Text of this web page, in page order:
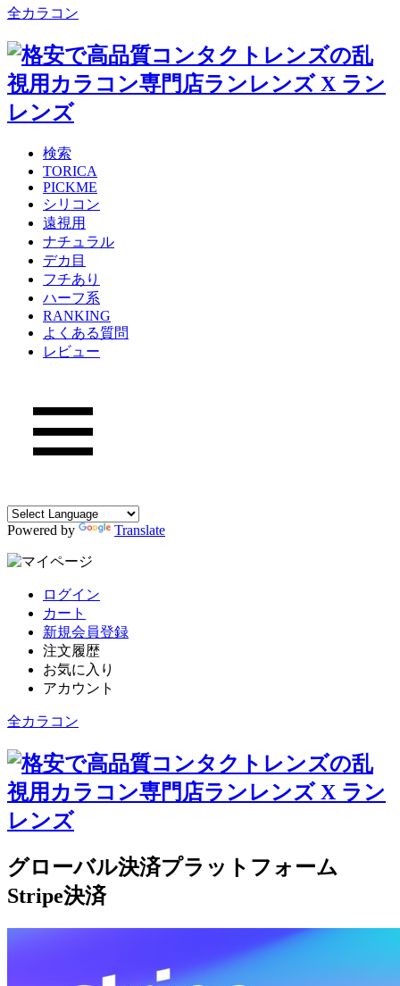
全カラコン
検索
TORICA
PICKME
シリコン
遠視用
ナチュラル
デカ目
フチあり
ハーフ系
RANKING
よくある質問
レビュー
Powered by Translate
ログイン
カート
新規会員登録
注文履歴
お気に入り
アカウント
全カラコン
グローバル決済プラットフォーム
Stripe決済